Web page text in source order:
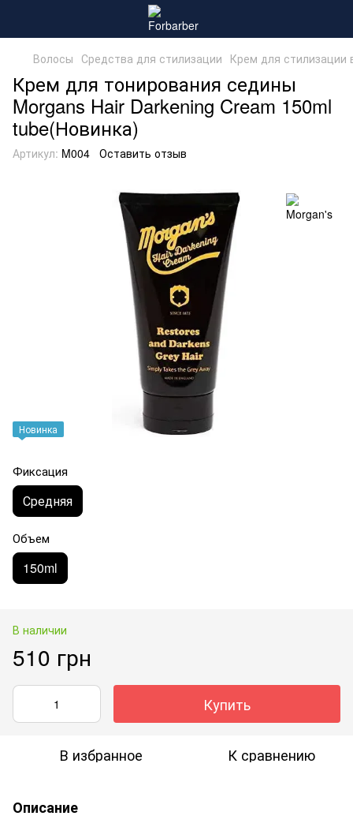
Волосы Средства для стилизации Крем для стилизации
Крем для тонирования седины
Morgans Hair Darkening Cream 150ml
tube(Новинка)
Артикул: M004 Оставить отзыв
Новинка
Фиксация
Средняя
Объем
150ml
В наличии
510 грн
Купить
В избранное К сравнению
Описание